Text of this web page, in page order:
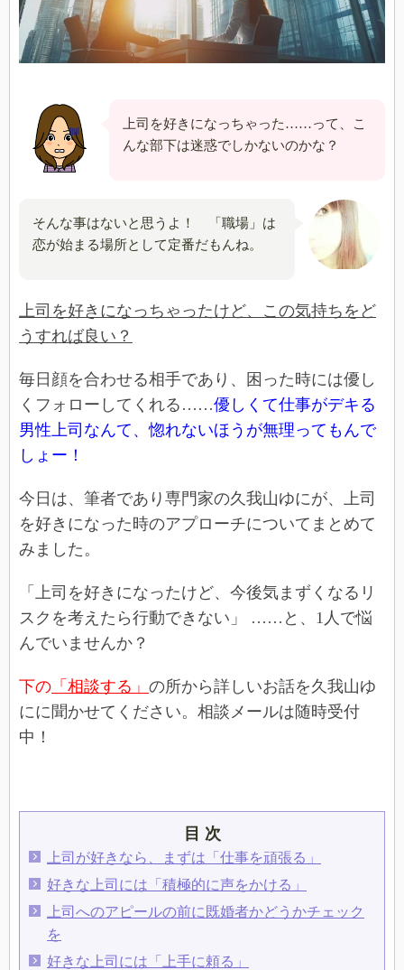
上司を好きになっちゃった……って、こ
んな部下は迷惑でしかないのかな？
そんな事はないと思うよ！ 「職場」は
恋が始まる場所として定番だもんね。
上司を好きになっちゃったけど、この気持ちをど
うすれば良い？
毎日顔を合わせる相手であり、困った時には優し
くフォローしてくれる……優しくて仕事がデキる
男性上司なんて、惚れないほうが無理ってもんで
しょー！
今日は、筆者であり専門家の久我山ゆにが、上司
を好きになった時のアプローチについてまとめて
みました。
「上司を好きになったけど、今後気まずくなるリ
スクを考えたら行動できない」 ……と、1人で悩
んでいませんか？
下の 「相談する」 の所から詳しいお話を久我山ゆ
にに聞かせてください。相談メールは随時受付
中！
目 次
上司が好きなら、まずは「仕事を頑張る」
好きな上司には「積極的に声をかける」
上司へのアピールの前に既婚者かどうかチェック
を
好きな上司には「上手に頼る」